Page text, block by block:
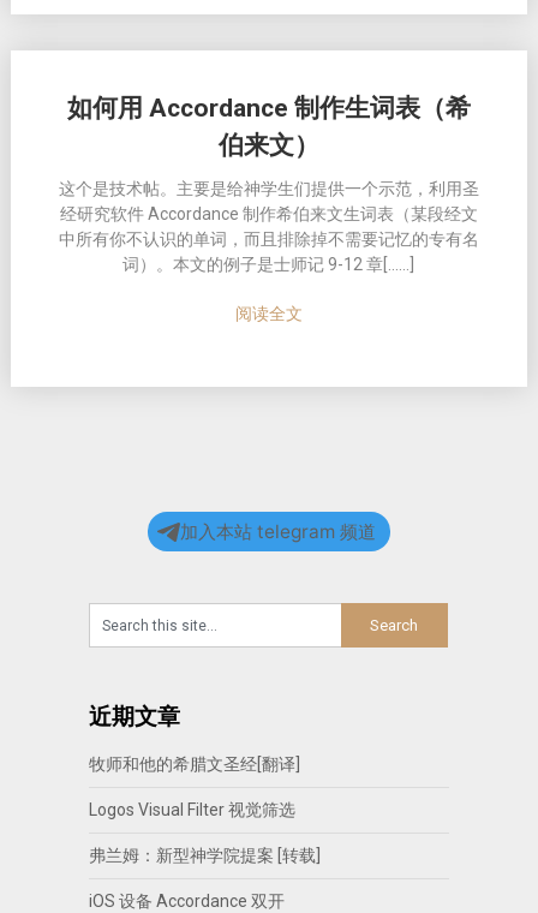
如何用 Accordance 制作生词表（希
伯来文）
这个是技术帖。主要是给神学生们提供一个示范，利用圣
经研究软件 Accordance 制作希伯来文生词表（某段经文
中所有你不认识的单词，而且排除掉不需要记忆的专有名
词）。本文的例子是士师记 9-12 章[……]
阅读全文
加入本站 telegram 频道
近期文章
牧师和他的希腊文圣经[翻译]
Logos Visual Filter 视觉筛选
弗兰姆：新型神学院提案 [转载]
iOS 设备 Accordance 双开